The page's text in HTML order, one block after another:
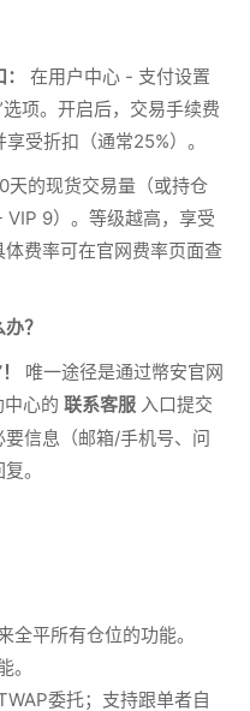
在用户中心 - 支付设置
项。开启后，交易手续费
受折扣（通常25%）。
天的现货交易量（或持仓
9）。等级越高，享受
费率可在官网费率页面查
？
唯一途径是通过幣安官网
心的 联系客服 入口提交
信息（邮箱/手机号、问
。
平所有仓位的功能。
委托；支持跟单者自